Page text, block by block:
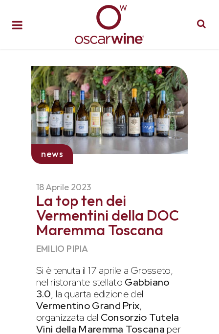
news
18 Aprile 2023
La top ten dei
Vermentini della DOC
Maremma Toscana
EMILIO PIPIA
Si è tenuta il 17 aprile a Grosseto,
nel ristorante stellato Gabbiano
3.0, la quarta edizione del
Vermentino Grand Prix,
organizzata dal Consorzio Tutela
Vini della Maremma Toscana per